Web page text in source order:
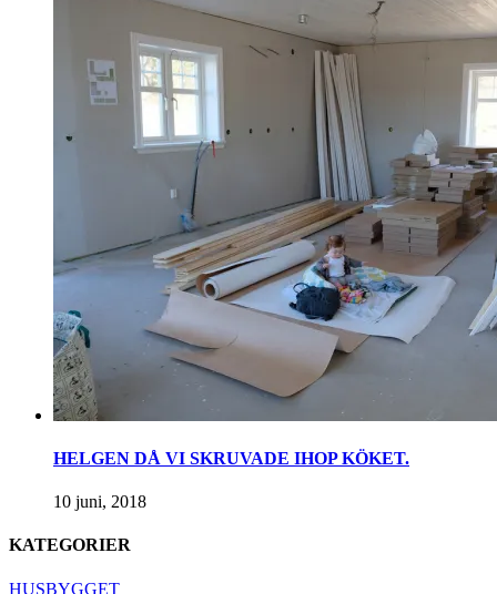
HELGEN DÅ VI SKRUVADE IHOP KÖKET.
10 juni, 2018
KATEGORIER
HUSBYGGET